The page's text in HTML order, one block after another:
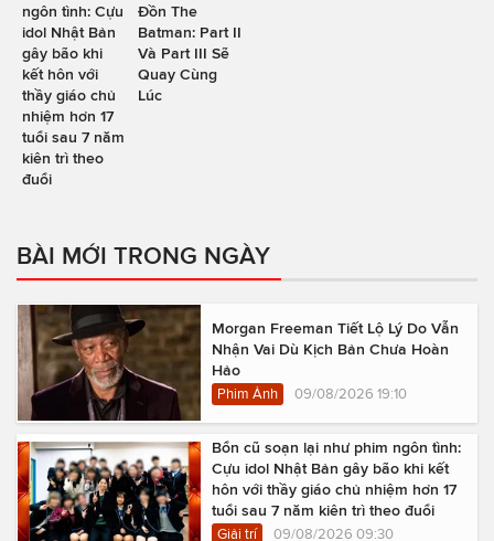
ngôn tình: Cựu
idol Nhật Bản
gây bão khi
kết hôn với
thầy giáo chủ
nhiệm hơn 17
tuổi sau 7 năm
kiên trì theo
đuổi
Đồn The
Batman: Part II
Và Part III Sẽ
Quay Cùng
Lúc
BÀI MỚI TRONG NGÀY
Morgan Freeman Tiết Lộ Lý Do Vẫn
Nhận Vai Dù Kịch Bản Chưa Hoàn
Hảo
Phim Ảnh 09/08/2026 19:10
Bổn cũ soạn lại như phim ngôn tình:
Cựu idol Nhật Bản gây bão khi kết
hôn với thầy giáo chủ nhiệm hơn 17
tuổi sau 7 năm kiên trì theo đuổi
Giải trí 09/08/2026 09:30